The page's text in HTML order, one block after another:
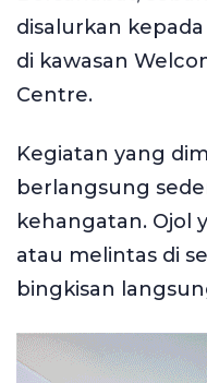
disalurkan
di kawasan
Centre.
Kegiatan yang
berlangsung
kehangatan. Ojol
atau melintas di
bingkisan